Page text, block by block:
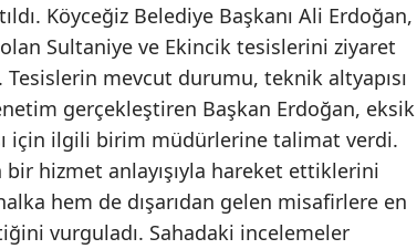
Köyceğiz Belediye Başkanı Ali Erdoğan,
Sultaniye ve Ekincik tesislerini ziyaret
mevcut durumu, teknik altyapısı
gerçekleştiren Başkan Erdoğan, eksik
için ilgili birim müdürlerine talimat verdi.
hizmet anlayışıyla hareket ettiklerini
hem de dışarıdan gelen misafirlere en
vurguladı. Sahadaki incelemeler